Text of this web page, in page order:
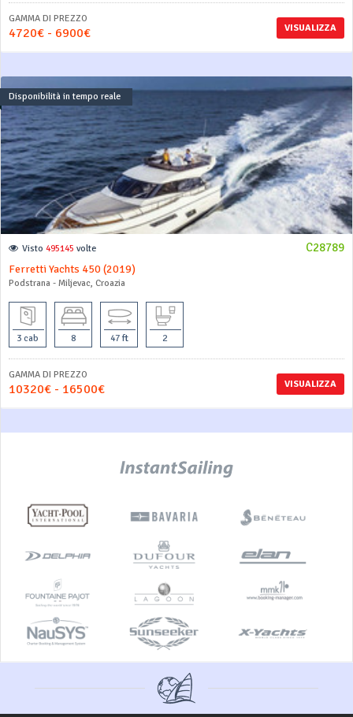
VISUALIZZA
GAMMA DI PREZZO
4720€ - 6900€
Disponibilità in tempo reale
C28789
Visto 495145 volte
Ferretti Yachts 450 (2019)
Podstrana - Miljevac, Croazia
3 cab 8 47 ft 2
VISUALIZZA
GAMMA DI PREZZO
10320€ - 16500€